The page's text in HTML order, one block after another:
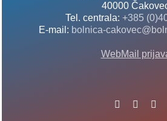
40000
Tel. centrala: +385
E-mail: bolnica-
WebMail